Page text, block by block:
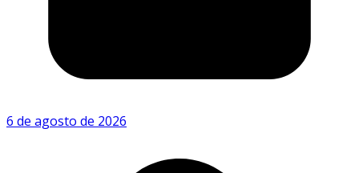
6 de agosto de 2026